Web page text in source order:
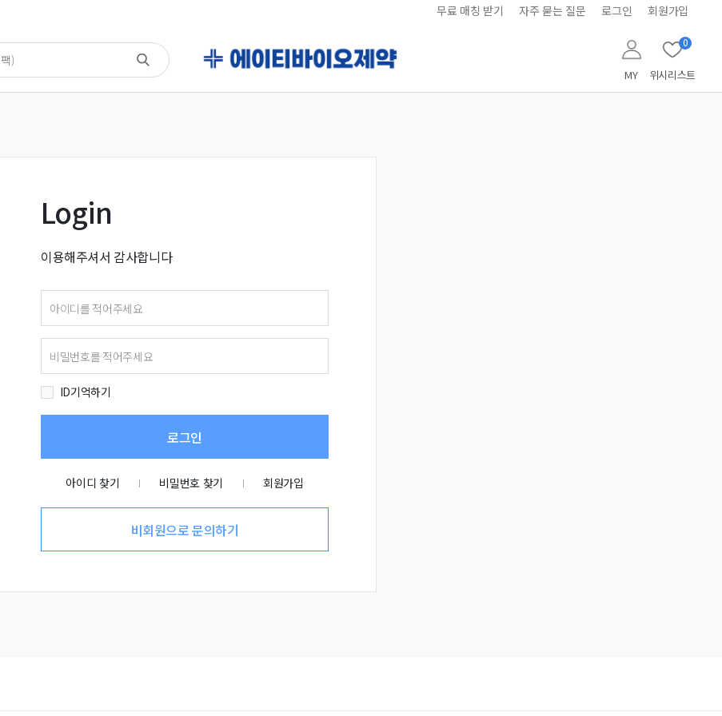
무료 매칭 받기 자주 묻는 질문 로그인 회원가입
MY 위시리스트
0
Login
이용해주셔서 감사합니다
ID기억하기
로그인
아이디 찾기 비밀번호 찾기 회원가입
비회원으로 문의하기